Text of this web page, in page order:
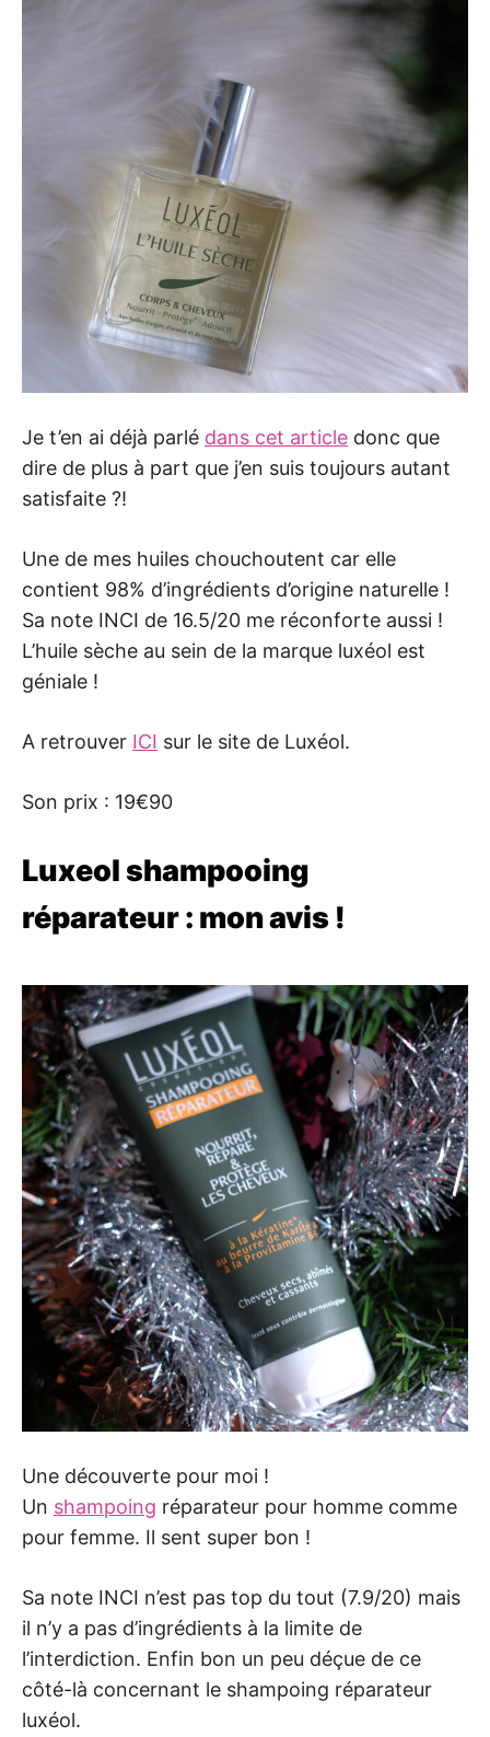
Je t’en ai déjà parlé dans cet article donc que
dire de plus à part que j’en suis toujours autant
satisfaite ?!
Une de mes huiles chouchoutent car elle
contient 98% d’ingrédients d’origine naturelle !
Sa note INCI de 16.5/20 me réconforte aussi !
L’huile sèche au sein de la marque luxéol est
géniale !
A retrouver ICI sur le site de Luxéol.
Son prix : 19€90
Luxeol shampooing
réparateur : mon avis !
Une découverte pour moi !
Un shampoing réparateur pour homme comme
pour femme. Il sent super bon !
Sa note INCI n’est pas top du tout (7.9/20) mais
il n’y a pas d’ingrédients à la limite de
l’interdiction. Enfin bon un peu déçue de ce
côté-là concernant le shampoing réparateur
luxéol.